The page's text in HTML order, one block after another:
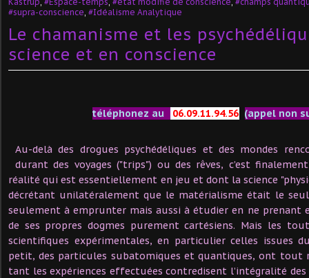
#supra-conscience #Idéalisme Analytique
Le chamanisme et les
science et en conscience
téléphonez au 06.09.11.94.56 (appel non
Au-delà des drogues psychédéliques et des mondes
durant des voyages ("trips") ou des rêves, c’est
réalité qui est essentiellement en jeu et dont la science
décrétant unilatéralement que le matérialisme était le
seulement à emprunter mais aussi à étudier en ne prenant
de ses propres dogmes purement cartésiens. Mais les
scientifiques expérimentales, en particulier celles issues
petit, des particules subatomiques et quantiques, ont tout
tant les expériences effectuées contredisent l’intégralité